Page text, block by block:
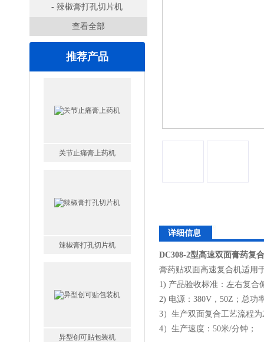
- 辣椒膏打孔切片机
查看全部
推荐产品
关节止痛膏上药机
辣椒膏打孔切片机
异型创可贴包装机
详细信息
DC308-2型高速双面膏药复
膏药贴双面高速复合机适用
1) 产品验收标准：左右复合
2) 电源：380V，50Z；总功
3） 生产双面复合工艺流程
4） 生产速度：50米/分钟；